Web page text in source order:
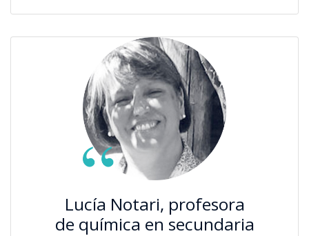
Lucía Notari, profesora
de química en secundaria